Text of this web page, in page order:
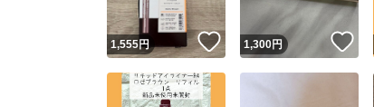
1,555円 いいね！
1,300円